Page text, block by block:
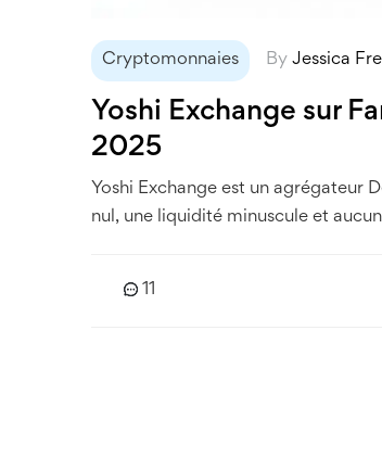
Cryptomonnaies By Jessica
Yoshi Exchange sur
2025
Yoshi Exchange est un agrégateur
nul, une liquidité minuscule et
11